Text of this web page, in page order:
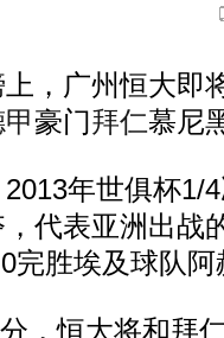
广州恒大即
豪门拜仁慕尼
年世俱杯1/4
代表亚洲出战
完胜埃及球队阿
恒大将和拜